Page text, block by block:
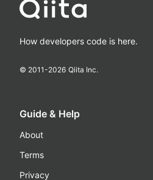
How developers code is here.
© 2011-2026 Qiita Inc.
Guide & Help
About
Terms
Privacy